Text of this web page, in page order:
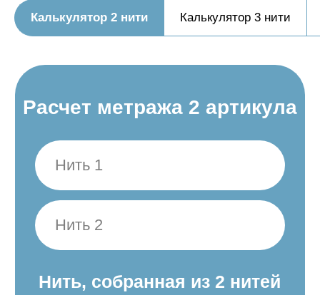
Калькулятор 2 нити Калькулятор 3 нити